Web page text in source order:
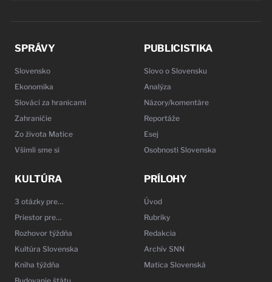
SPRÁVY
Slovensko
Ekonomika
Slováci za hranicami
Zahraničie
Zo života Matice
Všimli sme si
PUBLICISTIKA
Slovo o Slovensku
Analýza
Názory/komentáre
Reportáže
Esej
Osobnosti Slovenska
KULTÚRA
3 otázky pre…
Priestor pre…
Rozhovor týždňa
Kultúra Slovenska
Kniha týždňa
PRÍLOHY
Úvod
Rubriky
Redakcia
Archív SNN
Matica Slovenská